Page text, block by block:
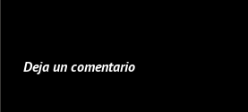
Deja un comentario